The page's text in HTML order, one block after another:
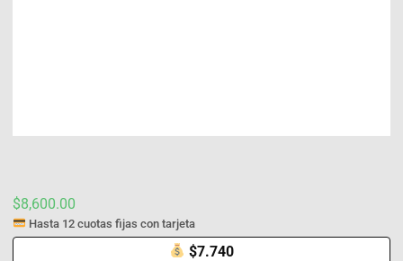
$8,600.00
Hasta 12 cuotas fijas con tarjeta
$7.740